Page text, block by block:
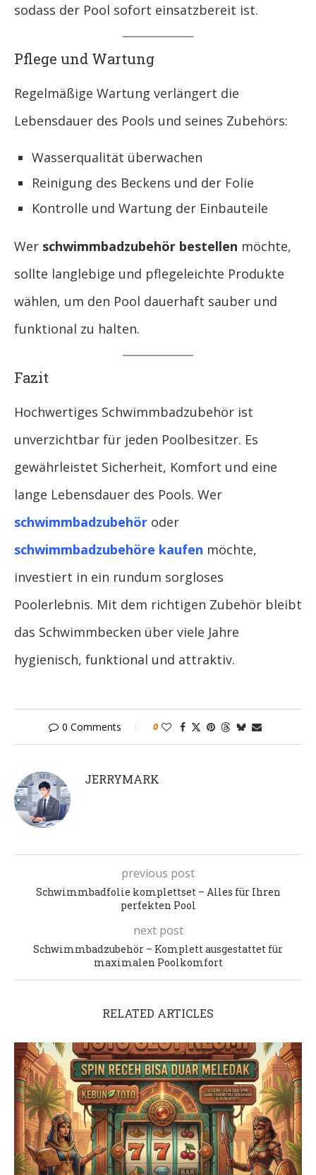
sodass der Pool sofort einsatzbereit ist.
Pflege und Wartung
Regelmäßige Wartung verlängert die
Lebensdauer des Pools und seines Zubehörs:
Wasserqualität überwachen
Reinigung des Beckens und der Folie
Kontrolle und Wartung der Einbauteile
Wer schwimmbadzubehör bestellen möchte,
sollte langlebige und pflegeleichte Produkte
wählen, um den Pool dauerhaft sauber und
funktional zu halten.
Fazit
Hochwertiges Schwimmbadzubehör ist
unverzichtbar für jeden Poolbesitzer. Es
gewährleistet Sicherheit, Komfort und eine
lange Lebensdauer des Pools. Wer
schwimmbadzubehör oder
schwimmbadzubehöre kaufen möchte,
investiert in ein rundum sorgloses
Poolerlebnis. Mit dem richtigen Zubehör bleibt
das Schwimmbecken über viele Jahre
hygienisch, funktional und attraktiv.
0 Comments 0
JERRYMARK
previous post
Schwimmbadfolie komplettset – Alles für Ihren
perfekten Pool
next post
Schwimmbadzubehör – Komplett ausgestattet für
maximalen Poolkomfort
RELATED ARTICLES